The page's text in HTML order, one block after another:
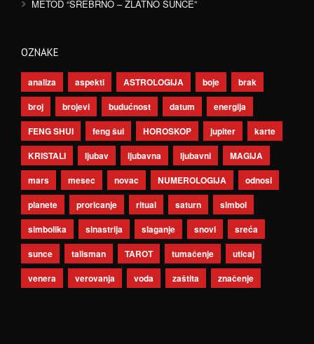
METOD “SREBRNO – ZLATNO SUNCE”
OZNAKE
analiza aspekti ASTROLOGIJA boje
brak
broj
brojevi budućnost datum
energija
FENG SHUI
feng šui HOROSKOP jupiter
karte
KRISTALI
ljubav ljubavna ljubavni
MAGIJA
mars
mesec novac NUMEROLOGIJA
odnosi
planete
proricanje ritual saturn
simbol
simbolika
sinastrija slaganje snovi
sreća
sunce
talisman TAROT tumačenje
uticaj
venera
verovanja voda zaštita značenje